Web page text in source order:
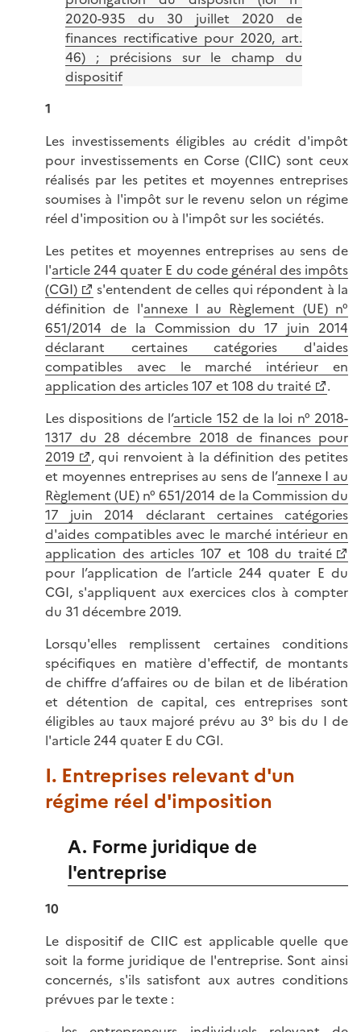
2020-935 du 30 juillet 2020 de
finances rectificative pour 2020, art.
46) ; précisions sur le champ du
dispositif
1
Les investissements éligibles au crédit d'impôt
pour investissements en Corse (CIIC) sont ceux
réalisés par les petites et moyennes entreprises
soumises à l'impôt sur le revenu selon un régime
réel d'imposition ou à l'impôt sur les sociétés.
Les petites et moyennes entreprises au sens de
l'article 244 quater E du code général des impôts
(CGI)
s'entendent de celles qui répondent à la
définition de l'annexe I au Règlement (UE) n°
651/2014 de la Commission du 17 juin 2014
déclarant certaines catégories d'aides
compatibles avec le marché intérieur en
application des articles 107 et 108 du traité
.
Les dispositions de l’article 152 de la loi n° 2018-
1317 du 28 décembre 2018 de finances pour
2019
, qui renvoient à la définition des petites
et moyennes entreprises au sens de l’annexe I au
Règlement (UE) n° 651/2014 de la Commission du
17 juin 2014 déclarant certaines catégories
d'aides compatibles avec le marché intérieur en
application des articles 107 et 108 du traité
pour l’application de l’article 244 quater E du
CGI, s'appliquent aux exercices clos à compter
du 31 décembre 2019.
Lorsqu'elles remplissent certaines conditions
spécifiques en matière d'effectif, de montants
de chiffre d’affaires ou de bilan et de libération
et détention de capital, ces entreprises sont
éligibles au taux majoré prévu au 3° bis du I de
l'article 244 quater E du CGI.
I. Entreprises relevant d'un
régime réel d'imposition
A. Forme juridique de
l'entreprise
10
Le dispositif de CIIC est applicable quelle que
soit la forme juridique de l'entreprise. Sont ainsi
concernés, s'ils satisfont aux autres conditions
prévues par le texte :